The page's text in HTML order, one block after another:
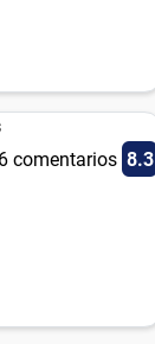
comentarios 8.3